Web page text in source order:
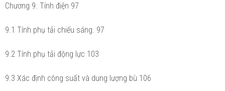
Chương 9. Tính điện 97
9.1 Tính phụ tải chiếu sáng. 97
9.2 Tính phụ tải động lực 103
9.3 Xác định công suất và dung lượng bù 106